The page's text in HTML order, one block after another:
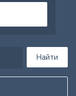
Найти